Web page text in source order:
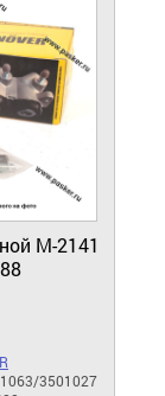
М-2141
3501027